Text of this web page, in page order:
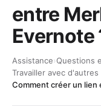
entre
Evernote
Assistance›Questions
Travailler avec d'autres
Comment créer un lien